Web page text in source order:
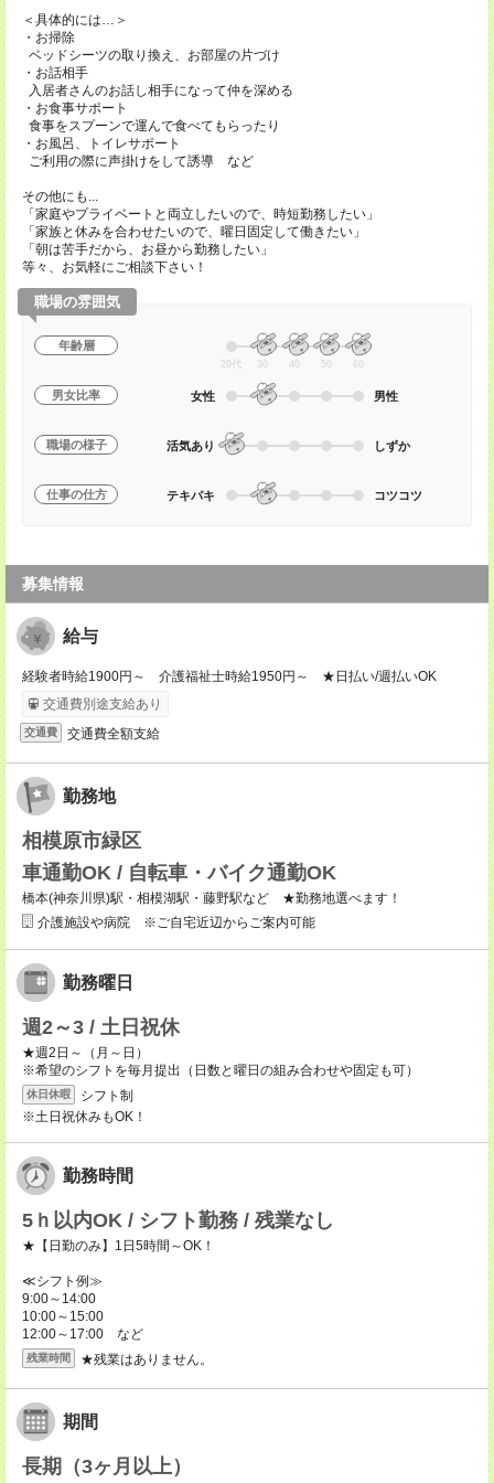
＜具体的には…＞
・お掃除
ベッドシーツの取り換え、お部屋の片づけ
・お話相手
入居者さんのお話し相手になって仲を深める
・お食事サポート
食事をスプーンで運んで食べてもらったり
・お風呂、トイレサポート
ご利用の際に声掛けをして誘導 など
その他にも...
「家庭やプライベートと両立したいので、時短勤務したい」
「家族と休みを合わせたいので、曜日固定して働きたい」
「朝は苦手だから、お昼から勤務したい」
等々、お気軽にご相談下さい！
職場の雰囲気
年齢層
20代 30 40 50 60
男女比率 女性 男性
職場の様子 活気あり しずか
仕事の仕方 テキパキ コツコツ
募集情報
給与
経験者時給1900円～ 介護福祉士時給1950円～ ★日払い/週払いOK
交通費別途支給あり
交通費 交通費全額支給
勤務地
相模原市緑区
車通勤OK / 自転車・バイク通勤OK
橋本(神奈川県)駅・相模湖駅・藤野駅など ★勤務地選べます！
介護施設や病院 ※ご自宅近辺からご案内可能
勤務曜日
週2～3 / 土日祝休
★週2日～（月～日）
※希望のシフトを毎月提出（日数と曜日の組み合わせや固定も可）
休日休暇
シフト制
※土日祝休みもOK！
勤務時間
5ｈ以内OK / シフト勤務 / 残業なし
★【日勤のみ】1日5時間～OK！
≪シフト例≫
9:00～14:00
10:00～15:00
12:00～17:00 など
残業時間 ★残業はありません。
期間
長期（3ヶ月以上）